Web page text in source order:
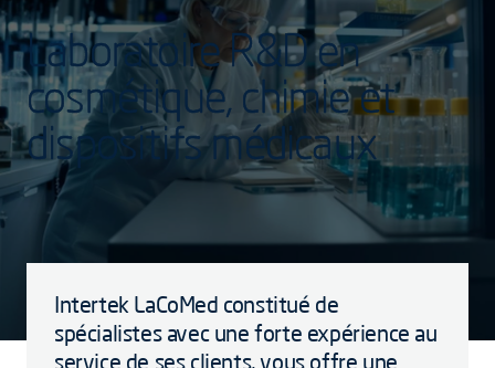
Laboratoire R&D en
cosmétique, chimie et
dispositifs médicaux
Intertek LaCoMed constitué de
spécialistes avec une forte expérience au
service de ses clients, vous offre une